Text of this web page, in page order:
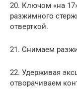
20. Ключом «на
разжимного
отверткой.
21. Снимаем
22. Удерживая
отворачиваем